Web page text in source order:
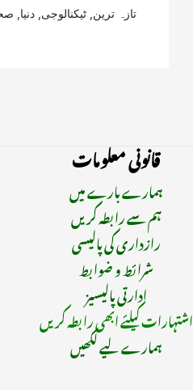
تازہ ترین ٹیکنالوجی دنیا
قانونی معلومات
ہمارے بارے میں
ہم سے رابطہ کریں
رازداری کی پالیسی
شرائط و ضوابط
ادارتی پالیسیز
اشتہارات کیلئے ابھی رابطہ کریں
ہمارے لیے لکھیں